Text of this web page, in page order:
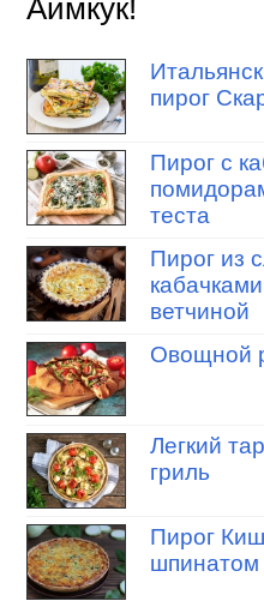
Аймкук!
пирог
Пирог с
теста
Пирог из
ветчиной
Овощной
Легкий
гриль
Пирог
шпинатом